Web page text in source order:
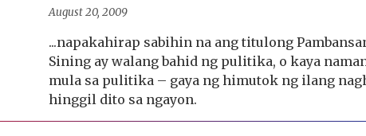
August 20, 2009
...napakahirap sabihin na ang titulong
Sining ay walang bahid ng pulitika, o kaya
mula sa pulitika – gaya ng himutok ng ilang
hinggil dito sa ngayon.